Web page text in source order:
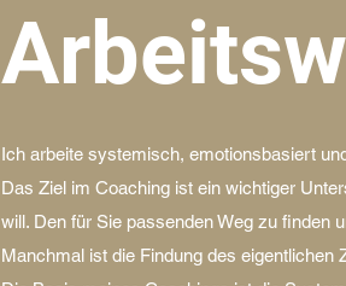
Ich arbeite systemisch, emotionsbasiert
Das Ziel im Coaching ist ein wichtiger
will. Den für Sie passenden Weg zu finden
Manchmal ist die Findung des eigentlichen